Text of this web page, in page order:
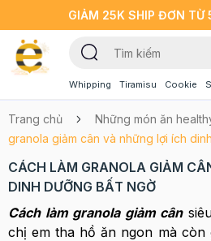
GIẢM 25K SHIP ĐƠN TỪ
Whipping Tiramisu Cookie
Trang chủ Những món ăn
granola giảm cân và những lợi ích
CÁCH LÀM GRANOLA GIẢM
DINH DƯỠNG BẤT NGỜ
Cách làm granola giảm cân
chị em tha hồ ăn ngon mà còn